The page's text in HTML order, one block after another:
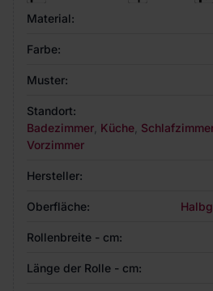
Material:
Farbe:
Muster:
Standort:
Badezimmer Küche
Vorzimmer
Hersteller:
Oberfläche:
Rollenbreite - cm:
Länge der Rolle - cm: